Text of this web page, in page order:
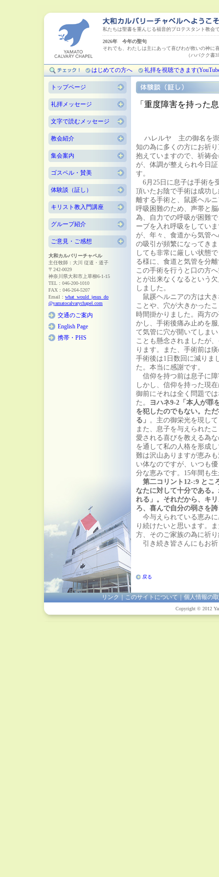
私たちは聖書を重んじる福音的プロテスタント教会
2026年 今年の聖句
それでも、わたしは主にあって喜びわが救いの神に
（ハバクク書3章18
はじめての方へ 礼拝を視聴できます
トップページ
礼拝メッセージ
文字で読むメッセージ
教会紹介
集会案内
ゴスペル・賛美
体験談（証し）
キリスト教入門講座
グループ紹介
ご意見・ご感想
大和カルバリーチャペル
主任牧師：大川 従道・道子
〒242-0029
神奈川県大和市上草柳6-1-15
TEL：046-200-1010
FAX：046-264-5207
Email： what_would_jesus_do
@yamatocalvarychapel.com
交通のご案内
English Page
携帯・PHS
「 重度障害を持った
ハレルヤ 主の御名を
知の為に多くの方にお祈
抱えていますので、祈祷
が、体調が整えられ今日
す。
6月25日に息子は手術を
頂いたお陰で手術は成功
離する手術と、鼠蹊ヘル
呼吸困難のため、声帯と
為、自力での呼吸が困難
ーブを入れ呼吸をしてい
が、年々、食道から気管
の吸引が頻繁になってき
しても非常に厳しい状態
る様に、食道と気管を分
この手術を行うと口の方
とが出来なくなるという
しました。
鼠蹊ヘルニアの方は大き
ことや、穴が大きかった
時間掛かりました。両方
かし、手術後痛み止めを
て気管に穴が開いてしま
ことも懸念されましたが
ります。また、手術前は
手術後は1日数回に減りま
た。本当に感謝です。
信仰を持つ前は息子に障
しかし、信仰を持った現
御前にそれは全く問題で
た。
ヨハネ9-2「本人が罪
を犯したのでもない。た
る」 。主の御栄光を現し
また、息子を与えられた
愛される喜びを教える為
を通して私の人格を形成
難は沢山ありますが恵み
い体なのですが、いつも
分な恵みです。15年間も
第二コリント12-:9 とこ
なたに対して十分である
れる」。それだから、キ
ろ、喜んで自分の弱さを
今与えられている恵みに
り続けたいと思います。
方、そのご家族の為に祈
引き続き皆さんにもお
戻る
リンク｜このサイトについて｜個人情報の
Copyright © 2012